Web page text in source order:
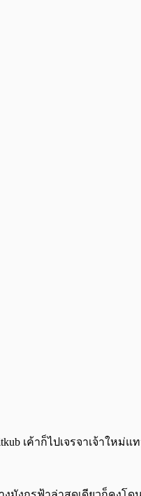
เค้าก็ไปเจรจาเจ้าใหม่แ